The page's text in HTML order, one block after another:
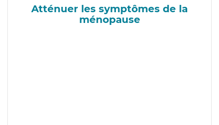
Atténuer les symptômes de la
ménopause